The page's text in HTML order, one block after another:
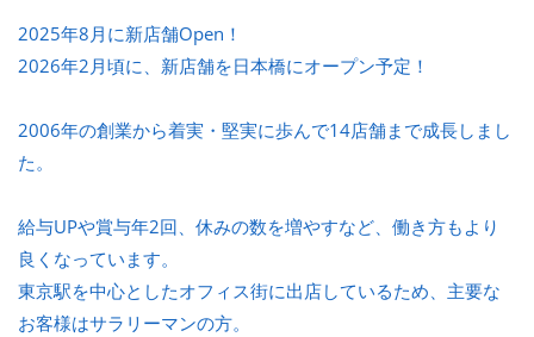
2025年8月に新店舗Open！
2026年2月頃に、新店舗を日本橋にオープン予定！
2006年の創業から着実・堅実に歩んで14店舗まで成長しまし
た。
給与UPや賞与年2回、休みの数を増やすなど、働き方もより
良くなっています。
東京駅を中心としたオフィス街に出店しているため、主要な
お客様はサラリーマンの方。